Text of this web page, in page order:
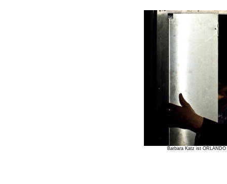
Barbara Katz ist